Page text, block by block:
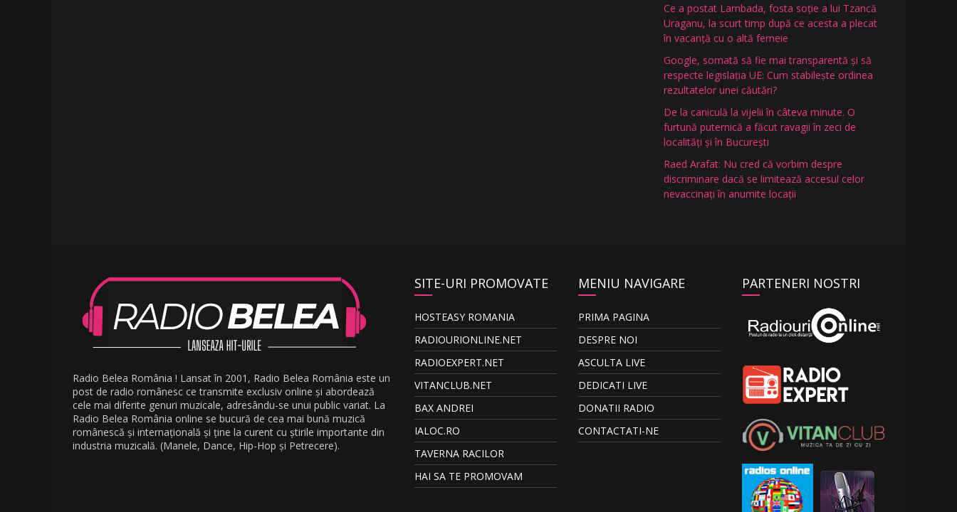
Ce a postat Lambada, fosta soție a lui Tzancă
Uraganu, la scurt timp după ce acesta a plecat
în vacanță cu o altă femeie
Google, somată să fie mai transparentă și să
respecte legislația UE: Cum stabilește ordinea
rezultatelor unei căutări?
De la caniculă la vijelii în câteva minute. O
furtună puternică a făcut ravagii în zeci de
localități și în București
Raed Arafat: Nu cred că vorbim despre
discriminare dacă se limitează accesul celor
nevaccinați în anumite locații
Radio Belea România ! Lansat în 2001, Radio Belea România este un
post de radio românesc ce transmite exclusiv online și abordează
cele mai diferite genuri muzicale, adresându-se unui public variat. La
Radio Belea România online se bucură de cea mai bună muzică
românescă și internațională și ține la curent cu știrile importante din
industria muzicală. (Manele, Dance, Hip-Hop și Petrecere).
SITE-URI PROMOVATE
HOSTEASY ROMANIA
RADIOURIONLINE.NET
RADIOEXPERT.NET
VITANCLUB.NET
BAX ANDREI
IALOC.RO
TAVERNA RACILOR
HAI SA TE PROMOVAM
MENIU NAVIGARE
PRIMA PAGINA
DESPRE NOI
ASCULTA LIVE
DEDICATI LIVE
DONATII RADIO
CONTACTATI-NE
PARTENERI NOSTRI